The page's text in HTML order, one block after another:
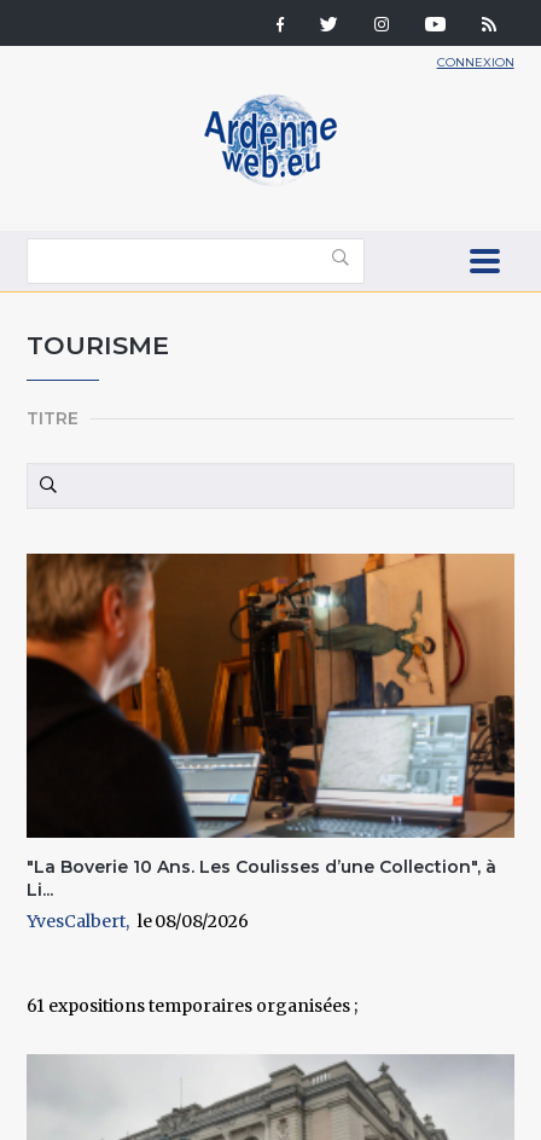
CONNEXION
TOURISME
TITRE
"La Boverie 10 Ans. Les Coulisses d’une Collection", à
Li...
YvesCalbert
08/08/2026
61 expositions temporaires organisées ;